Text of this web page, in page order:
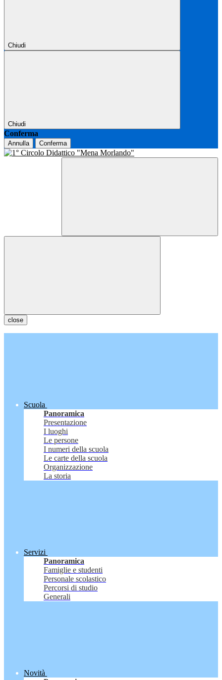
Chiudi
Chiudi
Conferma
Annulla Conferma
close
Scuola
Panoramica
Presentazione
I luoghi
Le persone
I numeri della scuola
Le carte della scuola
Organizzazione
La storia
Servizi
Panoramica
Famiglie e studenti
Personale scolastico
Percorsi di studio
Generali
Novità